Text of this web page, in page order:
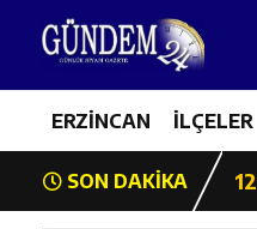
ERZİNCAN İLÇELER
SON DAKİKA